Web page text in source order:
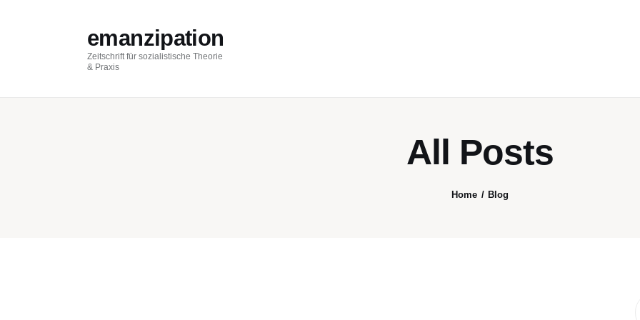
emanzipation
Zeitschrift für sozialistische Theorie
& Praxis
All Posts
Home Blog